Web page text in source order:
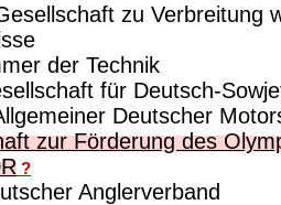
zu Verbreitung
der Technik
für Deutsch-
Deutscher
zur Förderung des
?
Anglerverband